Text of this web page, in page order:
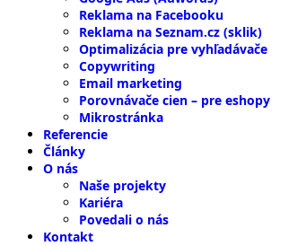
Reklama na Facebooku
Reklama na Seznam.cz (sklik)
Optimalizácia pre vyhľadávače
Copywriting
Email marketing
Porovnávače cien – pre eshopy
Mikrostránka
Referencie
Články
O nás
Naše projekty
Kariéra
Povedali o nás
Kontakt